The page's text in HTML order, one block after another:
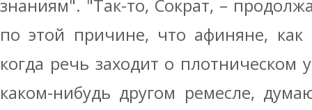
знаниям". "Так-то, Сократ, –
по этой причине, что афиняне,
когда речь заходит о
каком-нибудь другом ремесле,